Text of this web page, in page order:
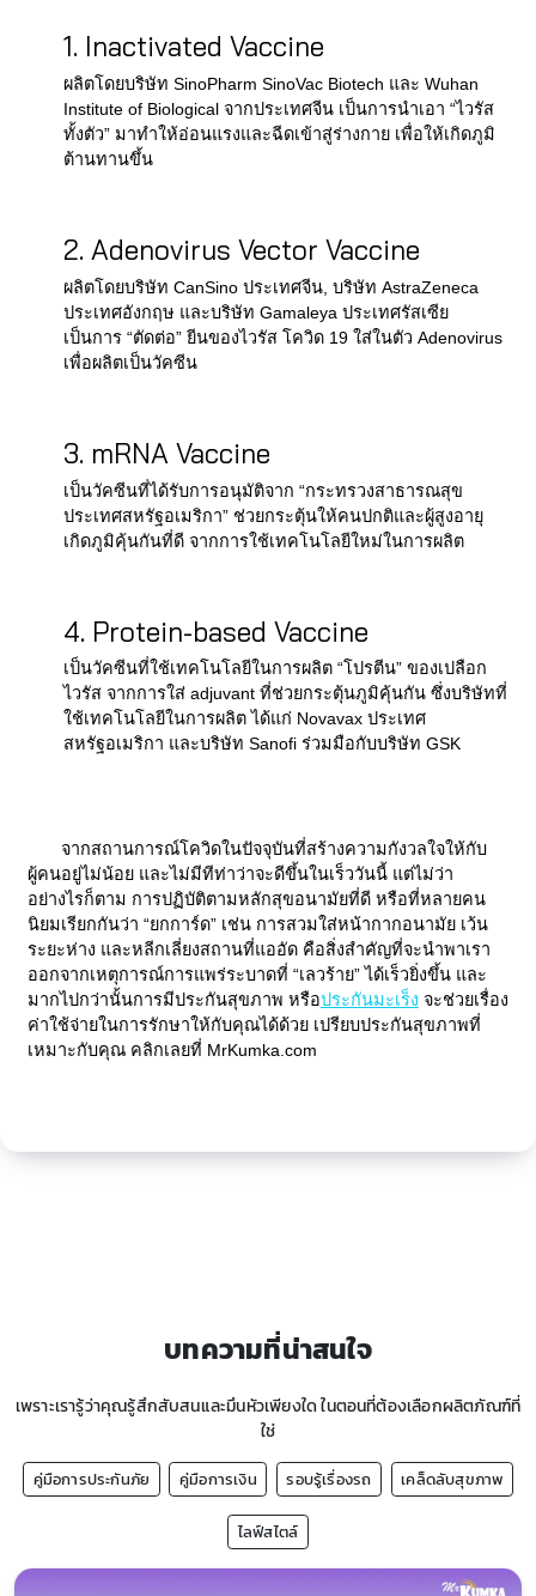
1. Inactivated Vaccine
ผลิตโดยบริษัท SinoPharm SinoVac Biotech และ Wuhan
Institute of Biological จากประเทศจีน เป็นการนำเอา “ไวรัส
ทั้งตัว” มาทำให้อ่อนแรงและฉีดเข้าสู่ร่างกาย เพื่อให้เกิดภูมิ
ต้านทานขึ้น
2. Adenovirus Vector Vaccine
ผลิตโดยบริษัท CanSino ประเทศจีน, บริษัท AstraZeneca
ประเทศอังกฤษ และบริษัท Gamaleya ประเทศรัสเซีย
เป็นการ “ตัดต่อ” ยีนของไวรัส โควิด 19 ใส่ในตัว Adenovirus
เพื่อผลิตเป็นวัคซีน
3. mRNA Vaccine
เป็นวัคซีนที่ได้รับการอนุมัติจาก “กระทรวงสาธารณสุข
ประเทศสหรัฐอเมริกา” ช่วยกระตุ้นให้คนปกติและผู้สูงอายุ
เกิดภูมิคุ้นกันที่ดี จากการใช้เทคโนโลยีใหม่ในการผลิต
4. Protein-based Vaccine
เป็นวัคซีนที่ใช้เทคโนโลยีในการผลิต “โปรตีน” ของเปลือก
ไวรัส จากการใส่ adjuvant ที่ช่วยกระตุ้นภูมิคุ้นกัน ซึ่งบริษัทที่
ใช้เทคโนโลยีในการผลิต ได้แก่ Novavax ประเทศ
สหรัฐอเมริกา และบริษัท Sanofi ร่วมมือกับบริษัท GSK
จากสถานการณ์โควิดในปัจจุบันที่สร้างความกังวลใจให้กับ
ผู้คนอยู่ไม่น้อย และไม่มีทีท่าว่าจะดีขึ้นในเร็ววันนี้ แต่ไม่ว่า
อย่างไรก็ตาม การปฏิบัติตามหลักสุขอนามัยที่ดี หรือที่หลายคน
นิยมเรียกกันว่า “ยกการ์ด” เช่น การสวมใส่หน้ากากอนามัย เว้น
ระยะห่าง และหลีกเลี่ยงสถานที่แออัด คือสิ่งสำคัญที่จะนำพาเรา
ออกจากเหตุการณ์การแพร่ระบาดที่ “เลวร้าย” ได้เร็วยิ่งขึ้น และ
มากไปกว่านั้นการมีประกันสุขภาพ หรือประกันมะเร็ง จะช่วยเรื่อง
ค่าใช้จ่ายในการรักษาให้กับคุณได้ด้วย เปรียบประกันสุขภาพที่
เหมาะกับคุณ คลิกเลยที่ MrKumka.com
บทความที่น่าสนใจ
เพราะเรารู้ว่าคุณรู้สึกสับสนและมึนหัวเพียงใด ในตอนที่ต้องเลือกผลิตภัณฑ์ที่
ใช่
คู่มือการประกันภัย คู่มือการเงิน รอบรู้เรื่องรถ เคล็ดลับสุขภาพ
ไลฟ์สไตล์